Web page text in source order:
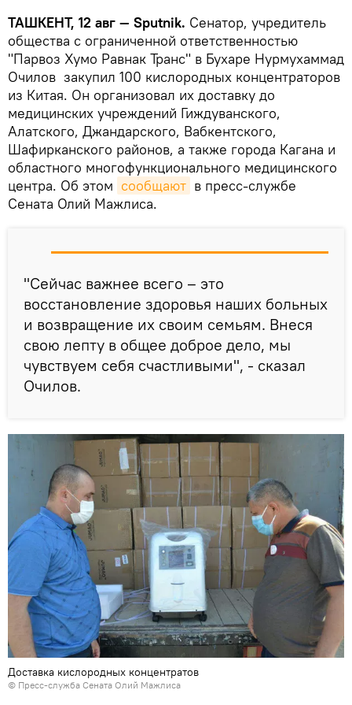
ТАШКЕНТ, 12 авг — Sputnik. Сенатор, учредитель
общества с ограниченной ответственностью
"Парвоз Хумо Равнак Транс" в Бухаре Нурмухаммад
Очилов закупил 100 кислородных концентраторов
из Китая. Он организовал их доставку до
медицинских учреждений Гиждуванского,
Алатского, Джандарского, Вабкентского,
Шафирканского районов, а также города Кагана и
областного многофункционального медицинского
центра. Об этом сообщают в пресс-службе
Сената Олий Мажлиса.
"Сейчас важнее всего – это
восстановление здоровья наших больных
и возвращение их своим семьям. Внеся
свою лепту в общее доброе дело, мы
чувствуем себя счастливыми", - сказал
Очилов.
Доставка кислородных концентратов
© Пресс-служба Сената Олий Мажлиса